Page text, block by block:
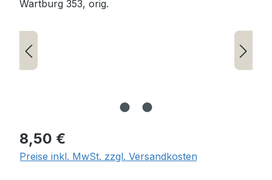
Regulärer Preis:
8,50 €
Preise inkl. MwSt. zzgl. Versandkosten